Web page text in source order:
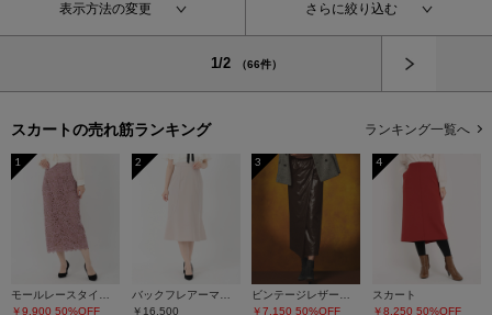
表示方法の変更 さらに絞り込む
1/2 （66件）
スカートの売れ筋ランキング ランキング一覧へ
1
モールレースタイトスカート
￥9,900 50%OFF
2
バックフレアーマーメイドスカート
￥16,500
3
ビンテージレザーライク スカート
￥7,150 50%OFF
4
スカート
￥8,250 50%OFF